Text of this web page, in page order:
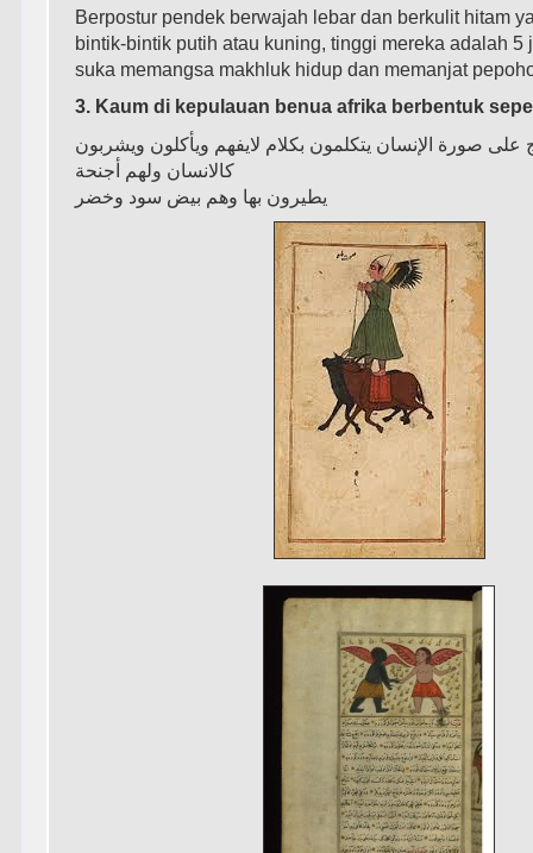
Berpostur pendek berwajah lebar dan berkulit hitam
bintik-bintik putih atau kuning, tinggi mereka adalah 5
suka memangsa makhluk hidup dan memanjat
3. Kaum di kepulauan benua afrika berbentuk
ﻋﻠﻰ ﺻﻮﺭﺓ ﺍﻹﻧﺴﺎﻥ ﻳﺘﻜﻠﻤﻮﻥ ﺑﻜﻼﻡ ﻻﻳﻔﻬﻢ ﻭﻳﺄﻛﻠﻮﻥ ﻭﻳﺸﺮﺑﻮﻥ
ﻛﺎﻻﻧﺴﺎﻥ ﻭﻟﻬﻢ ﺃﺟﻨﺤﺔ
ﻳﻄﻴﺮﻭﻥ ﺑﻬﺎ ﻭﻫﻢ ﺑﻴﺾ ﺳﻮﺩ ﻭﺧﻀﺮ